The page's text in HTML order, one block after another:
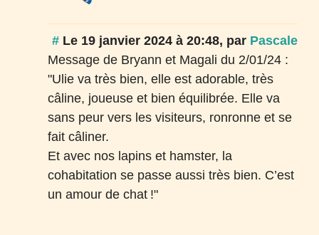
# Le 19 janvier 2024 à 20:48, par Pascale
Message de Bryann et Magali du 2/01/24 :
"Ulie va très bien, elle est adorable, très
câline, joueuse et bien équilibrée. Elle va
sans peur vers les visiteurs, ronronne et se
fait câliner.
Et avec nos lapins et hamster, la
cohabitation se passe aussi très bien. C’est
un amour de chat !"